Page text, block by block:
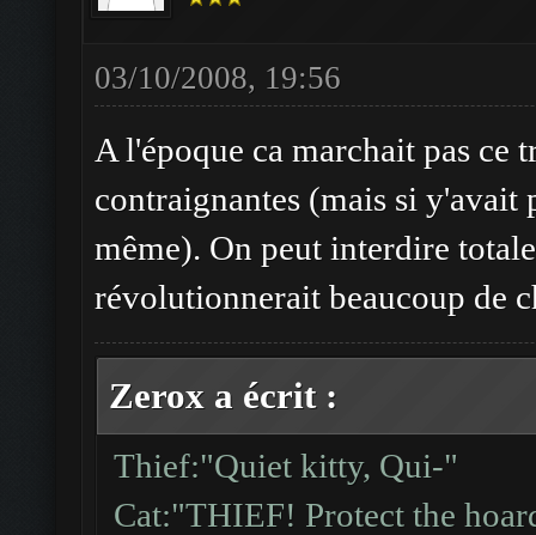
03/10/2008, 19:56
A l'époque ca marchait pas ce
contraignantes (mais si
même). On peut interdire
révolutionnerait beaucoup de
Zerox a écrit :
Thief:"Quiet kitty, Qui-"
Cat:"THIEF! Protect the